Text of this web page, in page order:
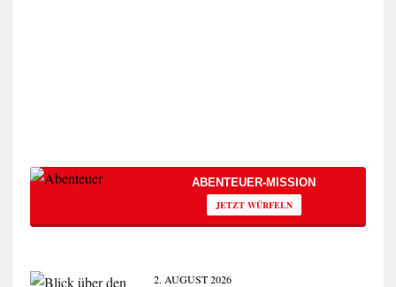
ABENTEUER-MISSION
JETZT WÜRFELN
2. AUGUST 2026